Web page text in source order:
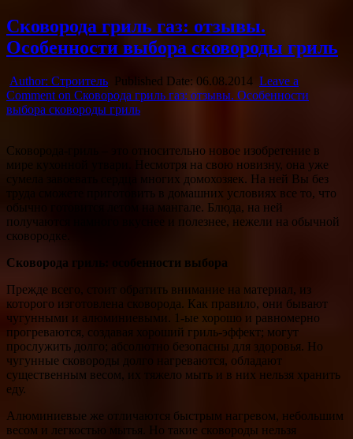
Сковорода гриль газ: отзывы.
Особенности выбора сковороды гриль
Author: Строитель Published Date: 06.08.2014 Leave a
Comment on Сковорода гриль газ: отзывы. Особенности
выбора сковороды гриль
Сковорода-гриль – это относительно новое изобретение в
мире кухонной утвари. Несмотря на свою новизну, она уже
сумела завоевать сердца многих домохозяек. На ней Вы без
труда сможете приготовить в домашних условиях все то, что
обычно готовится летом на мангале. Блюда, на ней
получаются намного вкуснее и полезнее, нежели на обычной
сковородке.
Сковорода гриль: особенности выбора
Прежде всего, стоит обратить внимание на материал, из
которого изготовлена сковорода. Как правило, они бывают
чугунными и алюминиевыми. 1-ые хорошо и равномерно
прогреваются, создавая хороший гриль-эффект; могут
прослужить долго; абсолютно безопасны для здоровья. Но
чугунные сковороды долго нагреваются, обладают
существенным весом, их тяжело мыть и в них нельзя хранить
еду.
Алюминиевые же отличаются быстрым нагревом, небольшим
весом и легкостью мытья. Но такие сковороды нельзя